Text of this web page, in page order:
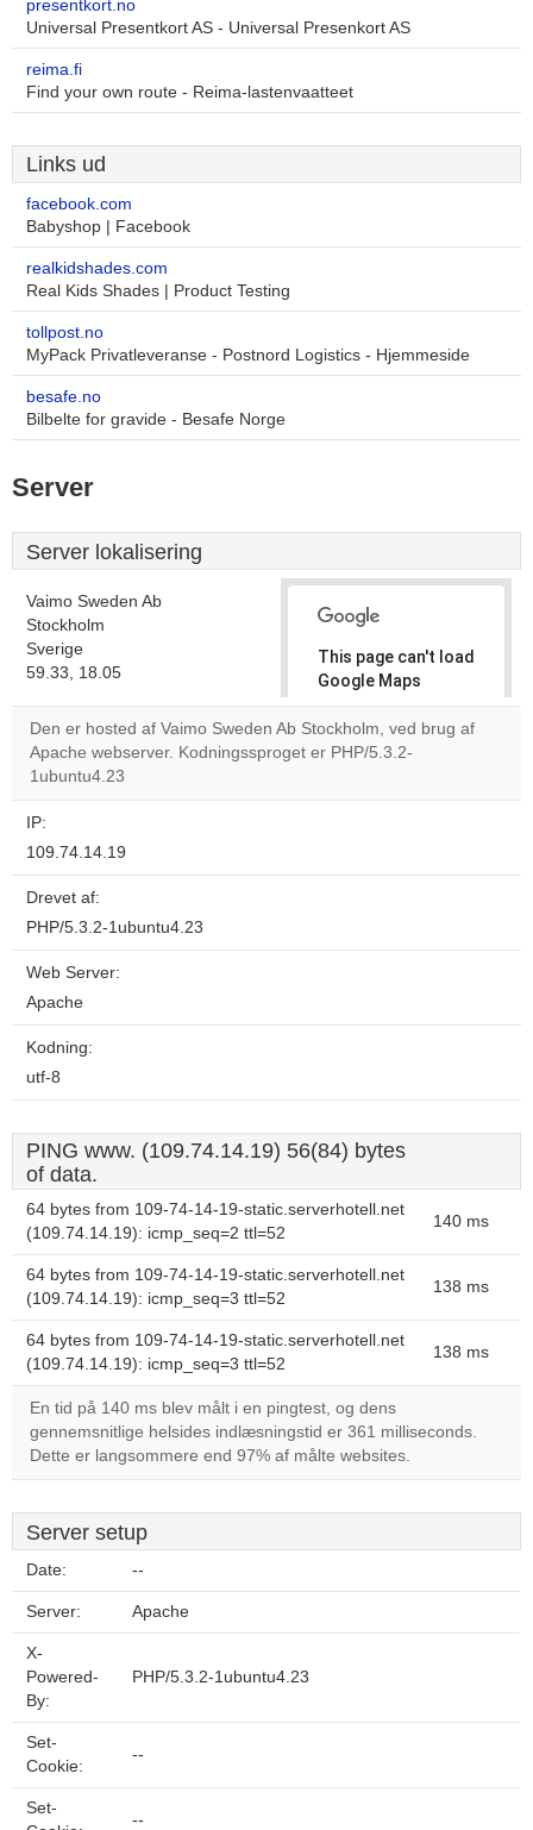
presentkort.no
Universal Presentkort AS - Universal Presenkort AS
reima.fi
Find your own route - Reima-lastenvaatteet
Links ud
facebook.com
Babyshop | Facebook
realkidshades.com
Real Kids Shades | Product Testing
tollpost.no
MyPack Privatleveranse - Postnord Logistics - Hjemmeside
besafe.no
Bilbelte for gravide - Besafe Norge
Server
Server lokalisering
Vaimo Sweden Ab
Stockholm
Sverige
59.33, 18.05
This page can't load
Google Maps
correctly.
Do you
Den er hosted af Vaimo Sweden Ab Stockholm, ved brug af
Apache webserver. Kodningssproget er PHP/5.3.2-
1ubuntu4.23
IP:
109.74.14.19
Drevet af:
PHP/5.3.2-1ubuntu4.23
Web Server:
Apache
Kodning:
utf-8
PING www. (109.74.14.19) 56(84) bytes
of data.
64 bytes from 109-74-14-19-static.serverhotell.net
(109.74.14.19): icmp_seq=2 ttl=52
140 ms
64 bytes from 109-74-14-19-static.serverhotell.net
(109.74.14.19): icmp_seq=3 ttl=52
138 ms
64 bytes from 109-74-14-19-static.serverhotell.net
(109.74.14.19): icmp_seq=3 ttl=52
138 ms
En tid på 140 ms blev målt i en pingtest, og dens
gennemsnitlige helsides indlæsningstid er 361 milliseconds.
Dette er langsommere end 97% af målte websites.
Server setup
Date: --
Server: Apache
X-
Powered-
By:
PHP/5.3.2-1ubuntu4.23
Set-
Cookie:
--
Set-
--